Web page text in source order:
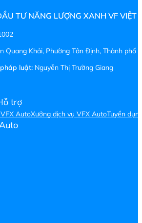
TƯ NĂNG LƯỢNG XANH VF VIỆT
Quang Khải, Phường Tân Định, Thành phố
luật: Nguyễn Thị Trường Giang
trợ
AutoXưởng dịch vụ VFX AutoTuyển